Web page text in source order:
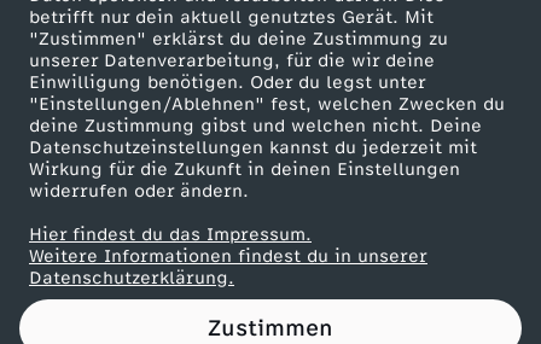
betrifft nur dein aktuell genutztes Gerät. Mit
"Zustimmen" erklärst du deine Zustimmung zu
unserer Datenverarbeitung, für die wir deine
Einwilligung benötigen. Oder du legst unter
"Einstellungen/Ablehnen" fest, welchen Zwecken du
deine Zustimmung gibst und welchen nicht. Deine
Datenschutzeinstellungen kannst du jederzeit mit
Wirkung für die Zukunft in deinen Einstellungen
widerrufen oder ändern.
Hier findest du das Impressum.
Weitere Informationen findest du in unserer
Datenschutzerklärung.
Zustimmen
e
n
-
B
a
n
Werbefernsehen
Mainzelmännchen
Partner